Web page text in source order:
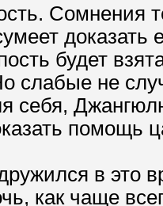
Сомнения
доказать
будет
слабые не
себя,
помощь
в
как чаще